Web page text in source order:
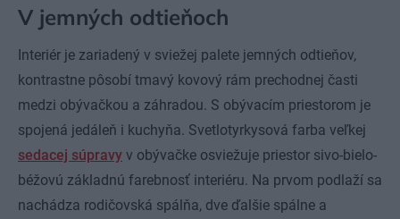
V jemných odtieňoch
Interiér je zariadený v sviežej palete jemných odtieňov,
kontrastne pôsobí tmavý kovový rám prechodnej časti
medzi obývačkou a záhradou. S obývacím priestorom je
spojená jedáleň i kuchyňa. Svetlotyrkysová farba veľkej
sedacej súpravy v obývačke osviežuje priestor sivo-bielo-
béžovú základnú farebnosť interiéru. Na prvom podlaží sa
nachádza rodičovská spálňa, dve ďalšie spálne a